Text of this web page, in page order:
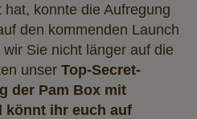
konnte die Aufregung
den kommenden Launch
Sie nicht länger auf die
unser Top-Secret-
der Pam Box mit
könnt ihr euch auf